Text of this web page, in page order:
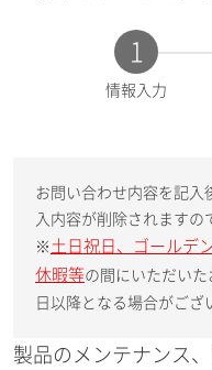
1
現
情報入力
お問い合わせ内容を記入
入内容が削除されますの
※ 土日祝日、ゴールデ
休暇等の間にいただい
日以降となる場合がござ
製品のメンテナンス